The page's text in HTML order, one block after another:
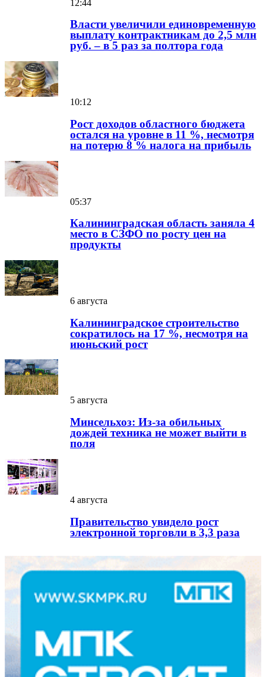
12:44
Власти увеличили единовременную
выплату контрактникам до 2,5 млн
руб. – в 5 раз за полтора года
10:12
Рост доходов областного бюджета
остался на уровне в 11 %, несмотря
на потерю 8 % налога на прибыль
05:37
Калининградская область заняла 4
место в СЗФО по росту цен на
продукты
6 августа
Калининградское строительство
сократилось на 17 %, несмотря на
июньский рост
5 августа
Минсельхоз: Из-за обильных
дождей техника не может выйти в
поля
4 августа
Правительство увидело рост
электронной торговли в 3,3 раза